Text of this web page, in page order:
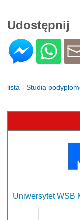
Udostępnij
lista - Studia
Uniwersytet WSB